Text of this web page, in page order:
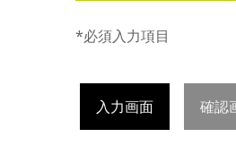
*必須入力項目
入力画面 確認